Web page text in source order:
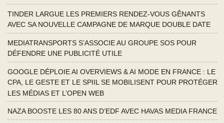
TINDER LARGUE LES PREMIERS RENDEZ-VOUS GÊNANTS
AVEC SA NOUVELLE CAMPAGNE DE MARQUE DOUBLE DATE
MEDIATRANSPORTS S’ASSOCIE AU GROUPE SOS POUR
DÉFENDRE UNE PUBLICITÉ UTILE
GOOGLE DÉPLOIE AI OVERVIEWS & AI MODE EN FRANCE : LE
CPA, LE GESTE ET LE SPIIL SE MOBILISENT POUR PROTÉGER
LES MÉDIAS ET L’OPEN WEB
NAZA BOOSTE LES 80 ANS D’EDF AVEC HAVAS MEDIA FRANCE